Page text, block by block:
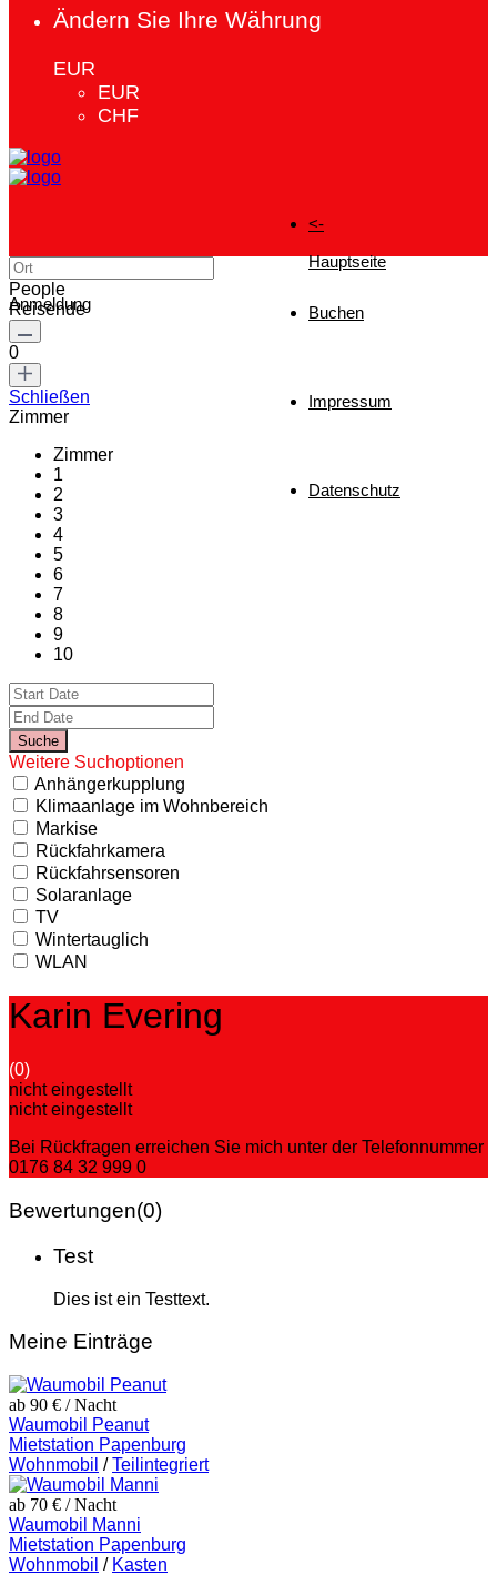
Ändern Sie Ihre Währung
EUR
EUR
CHF
<-
Hauptseite
Buchen
Impressum
Datenschutz
Anmeldung
People
Reisende
0
Schließen
Zimmer
Zimmer
1
2
3
4
5
6
7
8
9
10
Weitere Suchoptionen
Anhängerkupplung
Klimaanlage im Wohnbereich
Markise
Rückfahrkamera
Rückfahrsensoren
Solaranlage
TV
Wintertauglich
WLAN
Karin Evering
(0)
nicht eingestellt
nicht eingestellt
Bei Rückfragen erreichen Sie mich unter der Telefonnummer
0176 84 32 999 0
Bewertungen(0)
Test
Dies ist ein Testtext.
Meine Einträge
ab 90 € / Nacht
Waumobil Peanut
Mietstation Papenburg
Wohnmobil /Teilintegriert
ab 70 € / Nacht
Waumobil Manni
Mietstation Papenburg
Wohnmobil / Kasten